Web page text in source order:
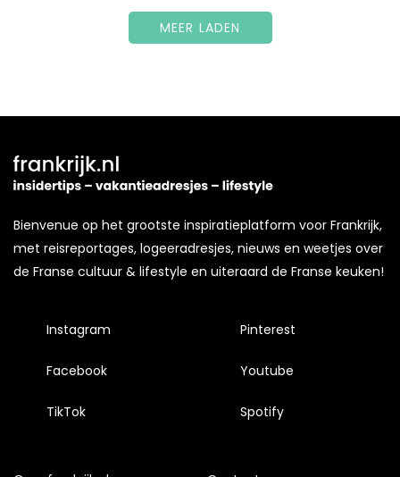
MEER LADEN
Bienvenue op het grootste inspiratieplatform voor Frankrijk,
met reisreportages, logeeradresjes, nieuws en weetjes over
de Franse cultuur & lifestyle en uiteraard de Franse keuken!
Instagram
Facebook
TikTok
Pinterest
Youtube
Spotify